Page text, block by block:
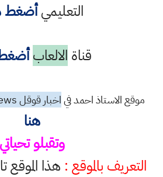
التعليميأضغط
قناة الالعاب
موقع الاستاذ احمد فياخبار قوقل google
هنا
وتقبلو تحياتي
التعريف بالموقع : هذا الموقع